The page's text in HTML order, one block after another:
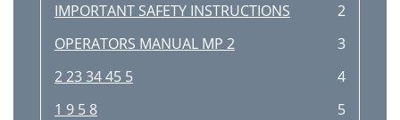
IMPORTANT SAFETY INSTRUCTIONS
2
OPERATORS MANUAL MP 2
3
2 23 34 45 5
4
1 9 5 8
5